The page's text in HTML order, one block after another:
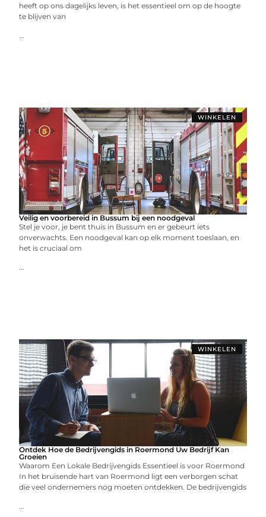
heeft op ons dagelijks leven, is het essentieel om op de hoogte
te blijven van
...
WINKELEN
Veilig en voorbereid in Bussum bij een noodgeval
Stel je voor, je bent thuis in Bussum en er gebeurt iets
onverwachts. Een noodgeval kan op elk moment toeslaan, en
het is cruciaal om
...
WINKELEN
Ontdek Hoe de Bedrijvengids in Roermond Uw Bedrijf Kan
Groeien
Waarom Een Lokale Bedrijvengids Essentieel is voor Roermond
In het bruisende hart van Roermond ligt een verborgen schat
die veel ondernemers nog moeten ontdekken. De bedrijvengids
...